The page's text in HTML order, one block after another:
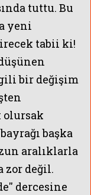
tuttu. Bu
yeni
tabii ki!
bir değişim
olursak
başka
aralıklarla
zor değil.
dercesine